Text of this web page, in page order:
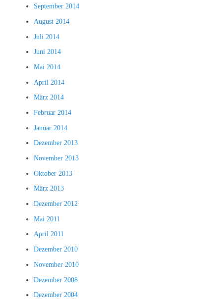
September 2014
August 2014
Juli 2014
Juni 2014
Mai 2014
April 2014
März 2014
Februar 2014
Januar 2014
Dezember 2013
November 2013
Oktober 2013
März 2013
Dezember 2012
Mai 2011
April 2011
Dezember 2010
November 2010
Dezember 2008
Dezember 2004